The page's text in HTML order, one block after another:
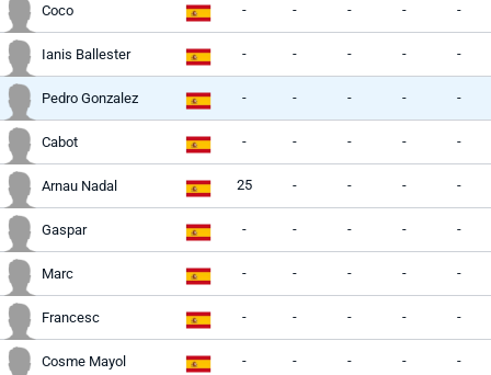
Coco - - - - -
Ianis Ballester - - - - -
Pedro Gonzalez - - - - -
Cabot - - - - -
Arnau Nadal 25 - - - -
Gaspar - - - - -
Marc - - - - -
Francesc - - - - -
Cosme Mayol - - - - -